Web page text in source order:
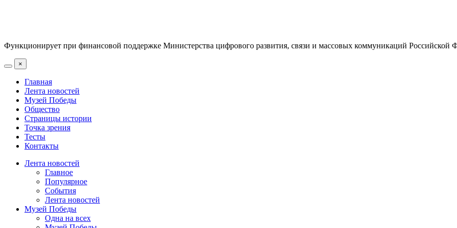
Функционирует при финансовой поддержке Министерства цифрового развития, связи и массовых коммуникаций Российской
×
Главная
Лента новостей
Музей Победы
Общество
Страницы истории
Точка зрения
Тесты
Контакты
Лента новостей
Главное
Популярное
События
Лента новостей
Музей Победы
Одна на всех